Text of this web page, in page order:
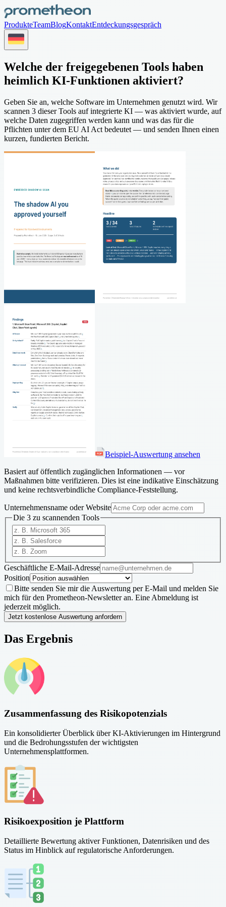
ProdukteTeamBlogKontaktEntdeckungsgespräch
Welche der freigegebenen Tools haben
heimlich KI-Funktionen aktiviert?
Geben Sie an, welche Software im Unternehmen genutzt wird. Wir
scannen 3 dieser Tools auf integrierte KI — was aktiviert wurde, auf
welche Daten zugegriffen werden kann und was das für die
Pflichten unter dem EU AI Act bedeutet — und senden Ihnen einen
kurzen, fundierten Bericht.
Beispiel-Auswertung ansehen
Basiert auf öffentlich zugänglichen Informationen — vor
Maßnahmen bitte verifizieren. Dies ist eine indikative Einschätzung
und keine rechtsverbindliche Compliance-Feststellung.
Unternehmensname oder Website
Die 3 zu scannenden Tools
Geschäftliche E-Mail-Adresse
Position
Bitte senden Sie mir die Auswertung per E-Mail und melden Sie
mich für den Prometheon-Newsletter an. Eine Abmeldung ist
jederzeit möglich.
Jetzt kostenlose Auswertung anfordern
Das Ergebnis
Zusammenfassung des Risikopotenzials
Ein konsolidierter Überblick über KI-Aktivierungen im Hintergrund
und die Bedrohungsstufen der wichtigsten
Unternehmensplattformen.
Risikoexposition je Plattform
Detaillierte Bewertung aktiver Funktionen, Datenrisiken und des
Status im Hinblick auf regulatorische Anforderungen.